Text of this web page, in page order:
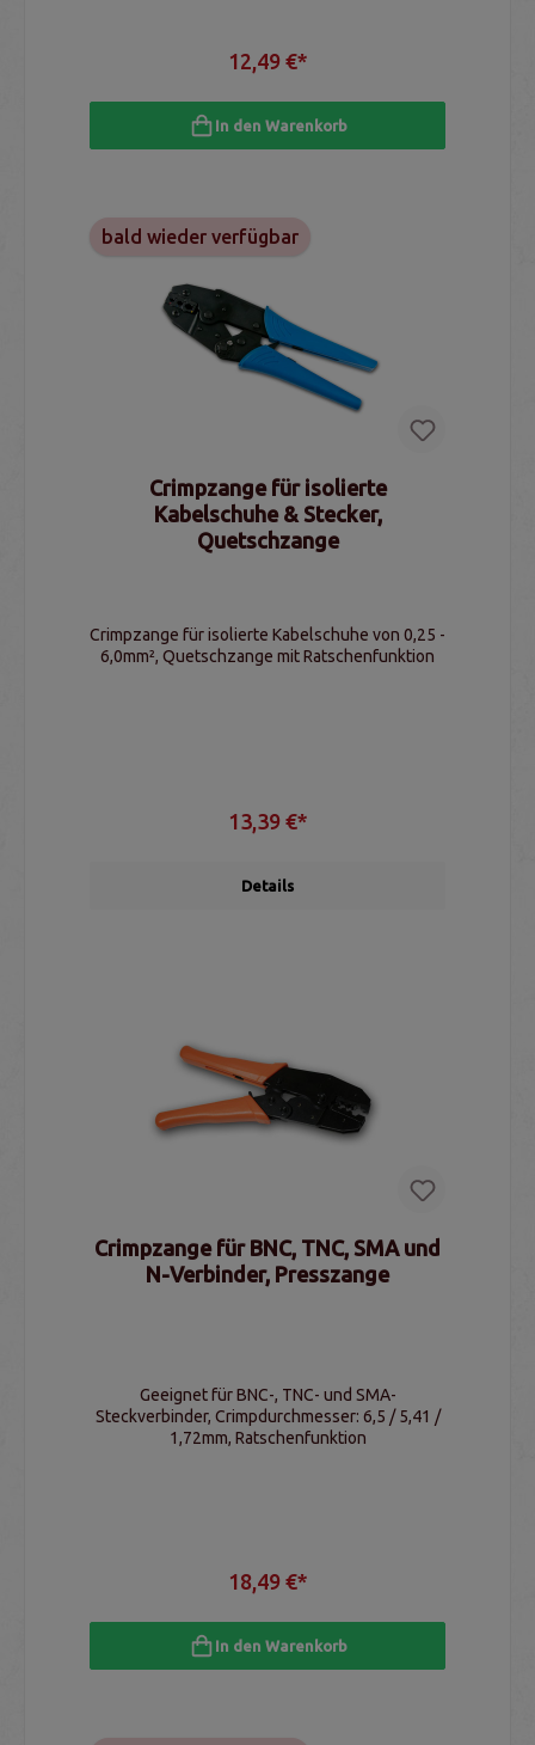
12,49 €*
In den Warenkorb
bald wieder verfügbar
Crimpzange für isolierte
Kabelschuhe & Stecker,
Quetschzange
Crimpzange für isolierte Kabelschuhe von 0,25 -
6,0mm², Quetschzange mit Ratschenfunktion
13,39 €*
Details
Crimpzange für BNC, TNC, SMA und
N-Verbinder, Presszange
Geeignet für BNC-, TNC- und SMA-
Steckverbinder, Crimpdurchmesser: 6,5 / 5,41 /
1,72mm, Ratschenfunktion
18,49 €*
In den Warenkorb